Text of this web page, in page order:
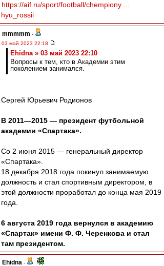
https://aif.ru/sport/football/chempiony ...
hyu_rossii
mmmmm -
03 май 2023 22:18
Ehidna » 03 май 2023 22:10
Вопросы к тем, кто в Академии этим
поколением занимался.
Сергей Юрьевич Родионов
В 2011—2015 — президент футбольной
академии «Спартака».
Со 2 июня 2015 — генеральный директор
«Спартака».
18 декабря 2018 года покинул занимаемую
должность и стал спортивным директором, в
этой должности проработал до конца мая 2019
года.
6 августа 2019 года вернулся в академию
«Спартак» имени Ф. Ф. Черенкова и стал
там президентом.
Ehidna -